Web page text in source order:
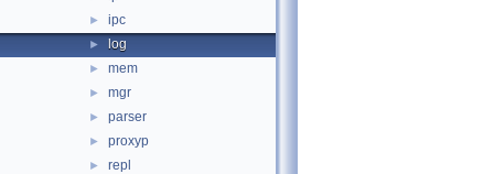
► ipc
► log
► mem
► mgr
► parser
► proxyp
► repl